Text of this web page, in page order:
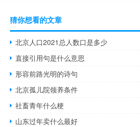
猜你想看的文章
北京人口2021总人数口是多少
直接引用句是什么意思
形容前路光明的诗句
北京孤儿院领养条件
社畜青年什么梗
山东过年卖什么最好